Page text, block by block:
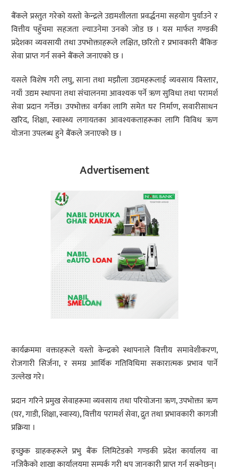
बैंकले प्रस्तुत गरेको यस्तो केन्द्रले उद्यमशीलता प्रवर्द्धनमा सहयोग पुर्याउने र
वित्तीय पहुँचमा सहजता ल्याउनेमा उनको जोड छ । यस मार्फत गण्डकी
प्रदेशका व्यवसायी तथा उपभोक्ताहरूले लक्षित, छरितो र प्रभावकारी बैंकिङ
सेवा प्राप्त गर्न सक्ने बैंकले जनाएको छ ।
यसले विशेष गरी लघु, साना तथा मझौला उद्यमहरूलाई व्यवसाय विस्तार,
नयाँ उद्यम स्थापना तथा संचालनमा आवश्यक पर्ने ऋण सुविधा तथा परामर्श
सेवा प्रदान गर्नेछ। उपभोक्ता वर्गका लागि समेत घर निर्माण, सवारीसाधन
खरिद, शिक्षा, स्वास्थ्य लगायतका आवश्यकताहरूका लागि विविध ऋण
योजना उपलब्ध हुने बैंकले जनाएको छ ।
Advertisement
कार्यक्रममा वक्ताहरूले यस्तो केन्द्रको स्थापनाले वित्तीय समावेशीकरण,
रोजगारी सिर्जना, र समग्र आर्थिक गतिविधिमा सकारात्मक प्रभाव पार्ने
उल्लेख गरे।
प्रदान गरिने प्रमुख सेवाहरूमा व्यवसाय तथा परियोजना ऋण, उपभोक्ता ऋण
(घर, गाडी, शिक्षा, स्वास्य), वित्तीय परामर्श सेवा, द्रुत तथा प्रभावकारी कागजी
प्रक्रिया ।
इच्छुक ग्राहकहरूले प्रभु बैंक लिमिटेडको गण्डकी प्रदेश कार्यालय वा
नजिकैको शाखा कार्यालयमा सम्पर्क गरी थप जानकारी प्राप्त गर्न सक्नेछन्।